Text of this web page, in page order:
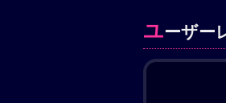
ユーザー